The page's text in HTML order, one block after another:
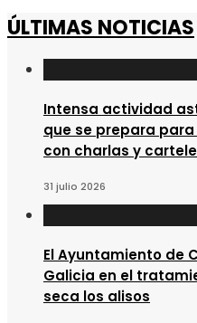
ÚLTIMAS NOTICIAS
Intensa actividad
que se prepara para
con charlas y
31 julio 2026
El Ayuntamiento de
Galicia en el
seca los alisos